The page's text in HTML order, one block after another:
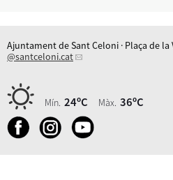
Ajuntament de Sant Celoni · Plaça de la
@santceloni.cat
Mín. 24ºC Màx. 36ºC